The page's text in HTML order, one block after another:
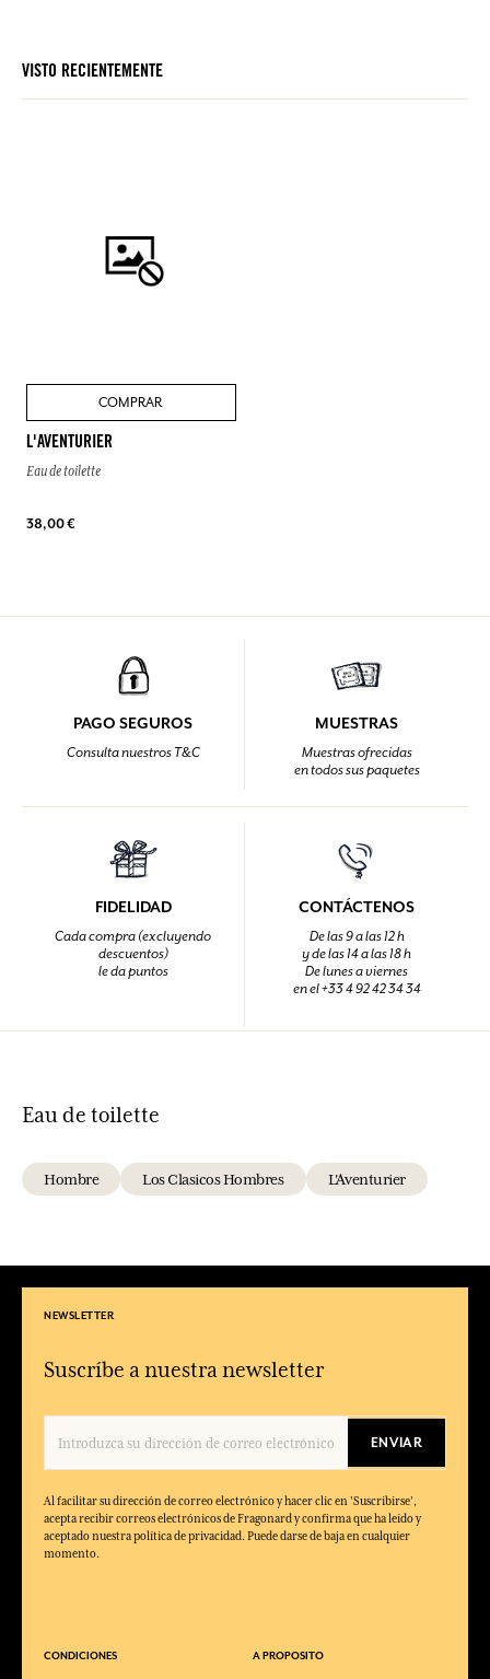
VISTO RECIENTEMENTE
COMPRAR
L'AVENTURIER
Eau de toilette
38,00 €
PAGO SEGUROS
Consulta nuestros T&C
MUESTRAS
Muestras ofrecidas
en todos sus paquetes
FIDELIDAD
Cada compra (excluyendo
descuentos)
le da puntos
CONTÁCTENOS
De las 9 a las 12 h
y de las 14 a las 18 h
De lunes a viernes
en el +33 4 92 42 34 34
Eau de toilette
Hombre Los Clasicos Hombres L'Aventurier
NEWSLETTER
Suscríbe a nuestra newsletter
ENVIAR
Al facilitar su dirección de correo electrónico y hacer clic en 'Suscribirse',
acepta recibir correos electrónicos de Fragonard y confirma que ha leído y
aceptado nuestra política de privacidad. Puede darse de baja en cualquier
momento.
CONDICIONES A PROPOSITO